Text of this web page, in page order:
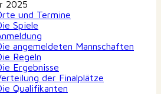
2025
und Termine
Spiele
angemeldeten Mannschaften
Regeln
Ergebnisse
der Finalplätze
Qualifikanten